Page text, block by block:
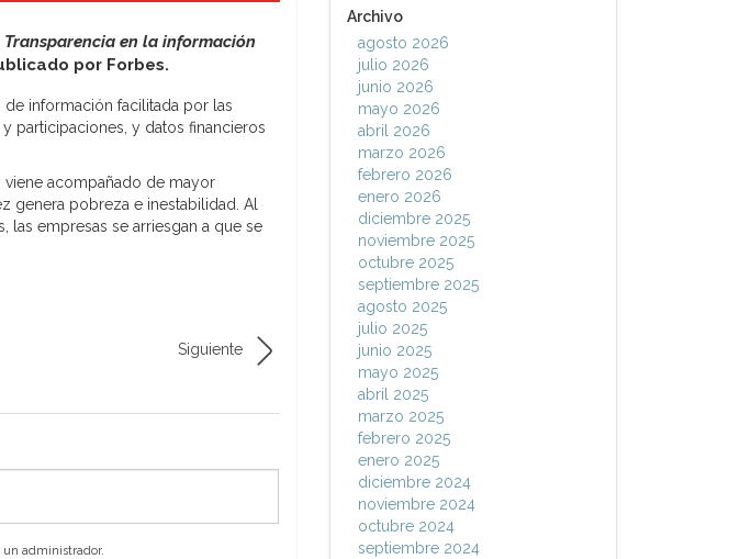
Transparencia en la información
por Forbes.
información facilitada por las
participaciones, y datos financieros
viene acompañado de mayor
genera pobreza e inestabilidad. Al
empresas se arriesgan a que se
Siguiente
un administrador.
Archivo
agosto 2026
julio 2026
junio 2026
mayo 2026
abril 2026
marzo 2026
febrero 2026
enero 2026
diciembre 2025
noviembre 2025
octubre 2025
septiembre 2025
agosto 2025
julio 2025
junio 2025
mayo 2025
abril 2025
marzo 2025
febrero 2025
enero 2025
diciembre 2024
noviembre 2024
octubre 2024
septiembre 2024